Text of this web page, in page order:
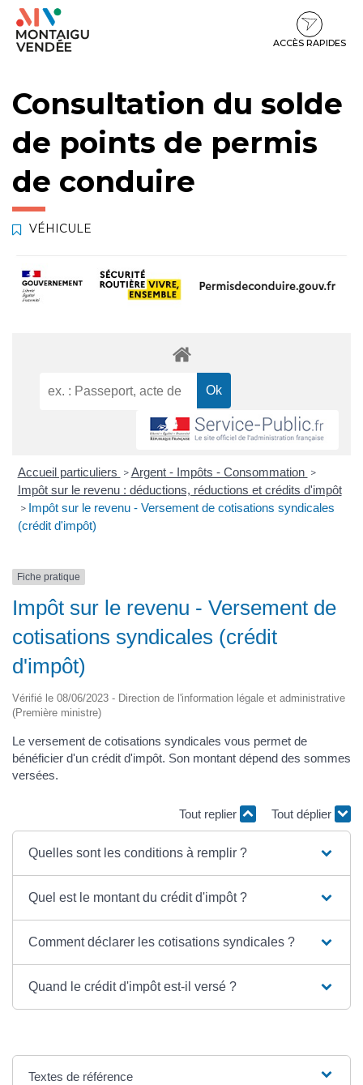
Gestion des traceurs
Aller
Aller
contenu
Aller
pied
ACCÈS RAPIDES
Consultation du solde
de points de permis
de conduire
VÉHICULE
Accueil particuliers > Argent - Impôts - Consommation >
Impôt sur le revenu : déductions, réductions et crédits d'impôt
> Impôt sur le revenu - Versement de cotisations syndicales
(crédit d'impôt)
Fiche pratique
Impôt sur le revenu - Versement de
cotisations syndicales (crédit
d'impôt)
Vérifié le 08/06/2023 - Direction de l'information légale et administrative
(Première ministre)
Le versement de cotisations syndicales vous permet de
bénéficier d'un crédit d'impôt. Son montant dépend des sommes
versées.
Tout replier Tout déplier
Quelles sont les conditions à remplir ?
Quel est le montant du crédit d'impôt ?
Comment déclarer les cotisations syndicales ?
Quand le crédit d'impôt est-il versé ?
Textes de référence